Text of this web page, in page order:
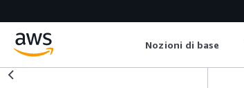
Nozioni di base